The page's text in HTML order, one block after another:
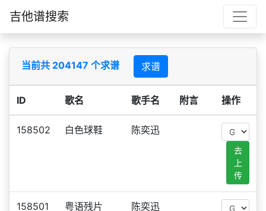
吉他谱搜索
当前共 204147 个求谱 求谱
ID 歌名 歌手名 附言 操作
158502 白色球鞋 陈奕迅
去
上
传
158501 粤语残片 陈奕迅